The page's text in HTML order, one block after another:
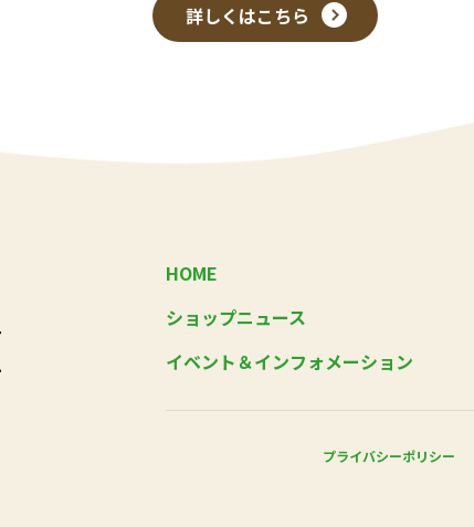
詳しくはこちら
HOME
ショップニュース
イベント＆インフォメーション
プライバシーポリシー